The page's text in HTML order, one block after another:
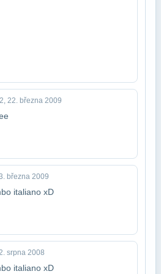
22. března 2009
března 2009
italiano xD
srpna 2008
italiano xD